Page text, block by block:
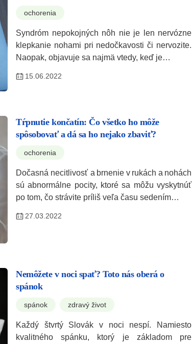
ochorenia
Syndróm nepokojných nôh nie je len nervózne
klepkanie nohami pri nedočkavosti či nervozite.
Naopak, objavuje sa najmä vtedy, keď je…
15.06.2022
Tŕpnutie končatín: Čo všetko ho môže
spôsobovať a dá sa ho nejako zbaviť?
ochorenia
Dočasná necitlivosť a brnenie v rukách a nohách
sú abnormálne pocity, ktoré sa môžu vyskytnúť
po tom, čo strávite príliš veľa času sedením…
27.03.2022
Nemôžete v noci spať? Toto nás oberá o
spánok
spánok zdravý život
Každý štvrtý Slovák v noci nespí. Namiesto
kvalitného spánku, ktorý je základom pre